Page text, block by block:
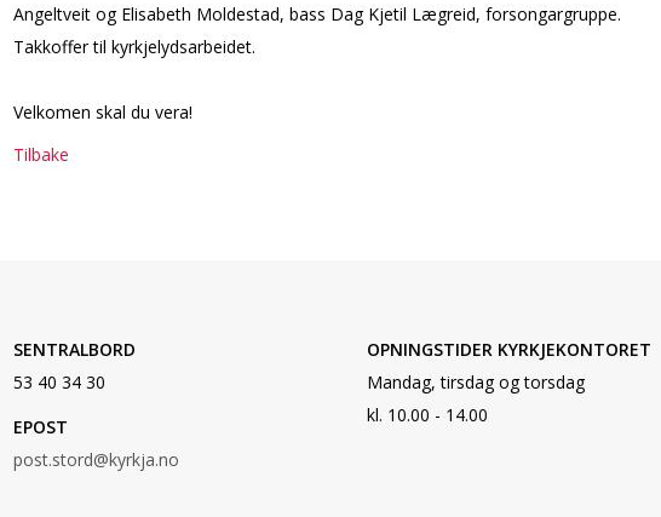
Angeltveit og Elisabeth Moldestad, bass Dag Kjetil Lægreid, forsongargruppe.
Takkoffer til kyrkjelydsarbeidet.
Velkomen skal du vera!
Tilbake
SENTRALBORD
53 40 34 30
EPOST
post.stord@kyrkja.no
OPNINGSTIDER KYRKJEKONTORET
Mandag, tirsdag og torsdag
kl. 10.00 - 14.00